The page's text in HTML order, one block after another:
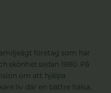
företag som har
skönhet sedan 1980. På
om att hjälpa
liv där en bättre hälsa,